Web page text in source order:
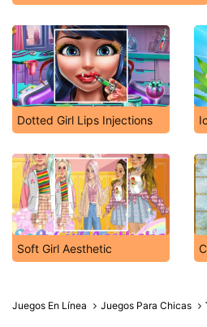
Dotted Girl Lips Injections
Soft Girl Aesthetic
Juegos En Línea Juegos Para Chicas